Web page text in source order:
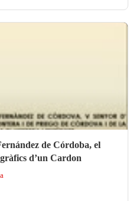
de Córdoba, el
d’un Cardon